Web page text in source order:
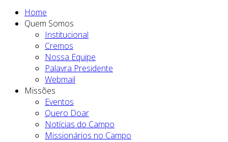
Home
Quem Somos
Institucional
Cremos
Nossa Equipe
Palavra Presidente
Webmail
Missões
Eventos
Quero Doar
Notícias do Campo
Missionários no Campo